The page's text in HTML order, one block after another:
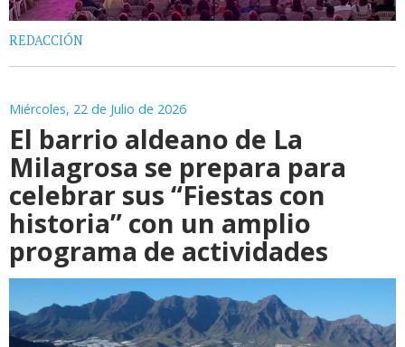
REDACCIÓN
Miércoles, 22 de Julio de 2026
El barrio aldeano de La
Milagrosa se prepara para
celebrar sus “Fiestas con
historia” con un amplio
programa de actividades